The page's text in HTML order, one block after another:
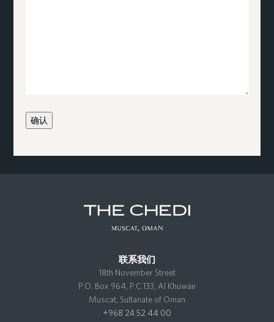
确认
联系我们
18th November Street
P.O. Box 964, P.C.133, Al Khuwair
Muscat, Sultanate of Oman
+968 24 52 44 00